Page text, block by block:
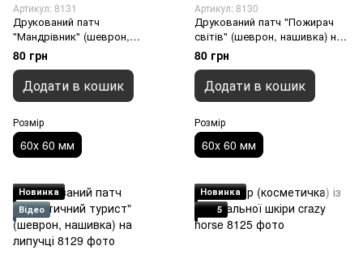
Артикул: 8131
Друкований патч
"Мандрівник" (шеврон,
нашивка) на липучці, 60х 60
мм
80 грн
Додати в кошик
Розмір
60х 60 мм
Артикул: 8130
Друкований патч "Пожирач
світів" (шеврон, нашивка) на
липучці, 60х 60 мм
80 грн
Додати в кошик
Розмір
60х 60 мм
Новинка
Відео
Новинка
5